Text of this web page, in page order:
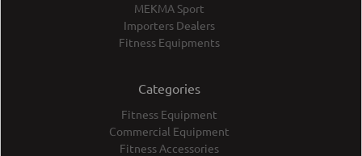
MEKMA Sport
Importers Dealers
Fitness Equipments
Categories
Fitness Equipment
Commercial Equipment
Fitness Accessories